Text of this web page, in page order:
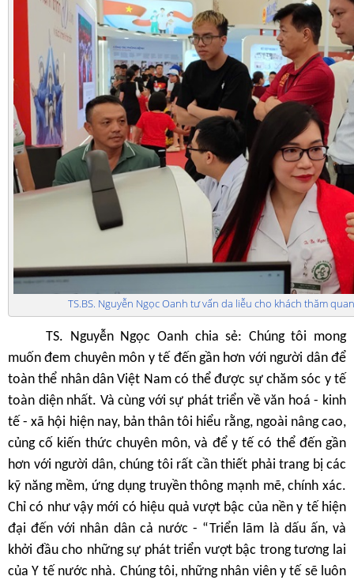
TS.BS. Nguyễn Ngọc Oanh tư vấn da liễu cho khách thăm
TS. Nguyễn Ngọc Oanh chia sẻ: Chúng tôi mong
muốn đem chuyên môn y tế đến gần hơn với người dân để
toàn thể nhân dân Việt Nam có thể được sự chăm sóc y tế
toàn diện nhất. Và cùng với sự phát triển về văn hoá - kinh
tế - xã hội hiện nay, bản thân tôi hiểu rằng, ngoài nâng cao,
củng cố kiến thức chuyên môn, và để y tế có thể đến gần
hơn với người dân, chúng tôi rất cần thiết phải trang bị các
kỹ năng mềm, ứng dụng truyền thông mạnh mẽ, chính xác.
Chỉ có như vậy mới có hiệu quả vượt bậc của nền y tế hiện
đại đến với nhân dân cả nước - “Triển lãm là dấu ấn, và
khởi đầu cho những sự phát triển vượt bậc trong tương lai
của Y tế nước nhà. Chúng tôi, những nhân viên y tế sẽ luôn